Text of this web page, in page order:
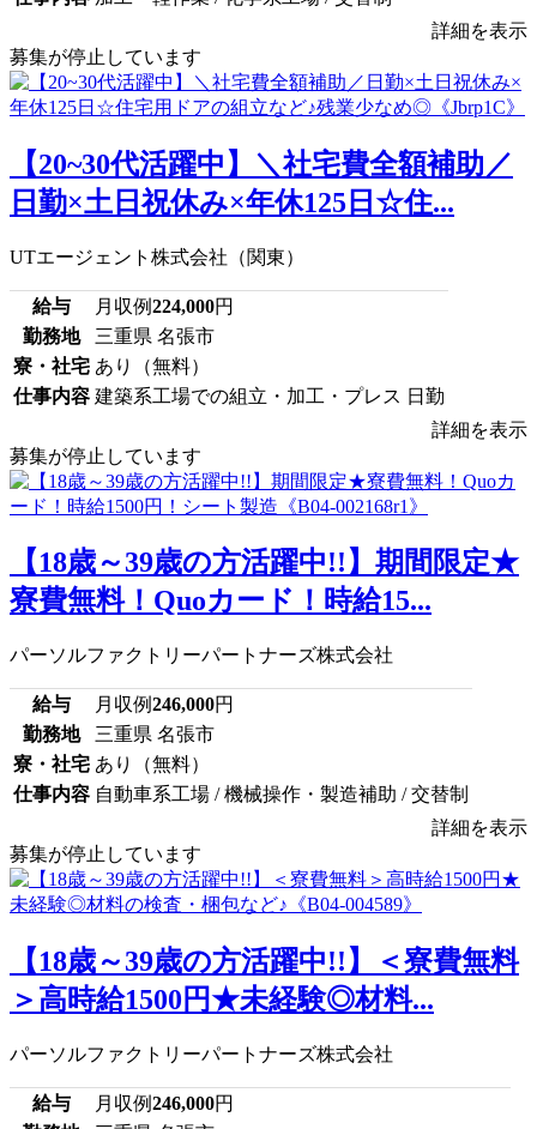
詳細を表示
募集が停止しています
【20~30代活躍中】＼社宅費全額補助／
日勤×土日祝休み×年休125日☆住...
UTエージェント株式会社（関東）
給与 月収例224,000円
勤務地
三重県 名張市
寮・社宅 あり（無料）
仕事内容 建築系工場での組立・加工・プレス 日勤
詳細を表示
募集が停止しています
【18歳～39歳の方活躍中!!】期間限定★
寮費無料！Quoカード！時給15...
パーソルファクトリーパートナーズ株式会社
給与 月収例246,000円
勤務地
三重県 名張市
寮・社宅 あり（無料）
仕事内容 自動車系工場 / 機械操作・製造補助 / 交替制
詳細を表示
募集が停止しています
【18歳～39歳の方活躍中!!】＜寮費無料
＞高時給1500円★未経験◎材料...
パーソルファクトリーパートナーズ株式会社
給与 月収例246,000円